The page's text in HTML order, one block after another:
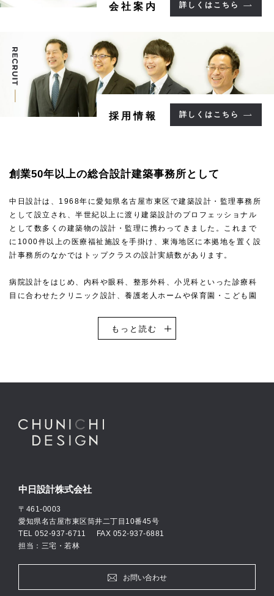
設計事例《事務所》を更新しました。
会社案内 詳しくはこちら
採用情報 詳しくはこちら
創業50年以上の総合設計建築事務所として
中日設計は、1968年に愛知県名古屋市東区で建築設計・監理事務所
として設立され、半世紀以上に渡り建築設計のプロフェッショナル
として数多くの建築物の設計・監理に携わってきました。これまで
に1000件以上の医療福祉施設を手掛け、東海地区に本拠地を置く設
計事務所のなかではトップクラスの設計実績数があります。
病院設計をはじめ、内科や眼科、整形外科、小児科といった診療科
目に合わせたクリニック設計、養護老人ホームや保育園・こども園
スパート設計士が自社に在籍し、お客様の思いやご要望に柔軟に対
応できる設計体制を整えています。
す。
もっと読む
中日設計株式会社
〒461-0003
愛知県名古屋市東区筒井二丁目10番45号
TEL 052-937-6711 FAX 052-937-6881
担当：三宅・若林
お問い合わせ